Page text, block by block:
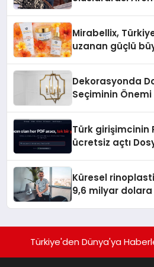
Mirabellix,
uzanan güçlü
Dekorasyonda
Seçiminin Önemi
Türk girişimcinin
ücretsiz açtı
Küresel rinoplasti
9,6 milyar
Türkiye'den Dünya'ya